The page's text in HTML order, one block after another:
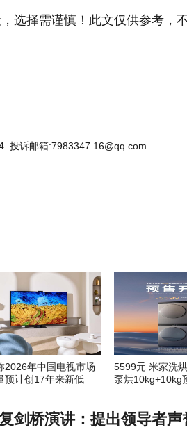
选择需谨慎！此文仅供参考，
投诉邮箱:7983347 16@qq.com
2026年中国电视市场
预计创17年来新低
5599元 米家洗
泵烘10kg+10kg
剑桥演讲：提出领导者声